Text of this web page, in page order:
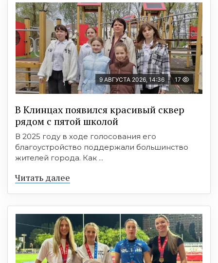
9 АВГУСТА 2026, 14:36 17
В Клинцах появился красивый сквер
рядом с пятой школой
В 2025 году в ходе голосования его
благоустройство поддержали большинство
жителей города. Как ...
Читать далее